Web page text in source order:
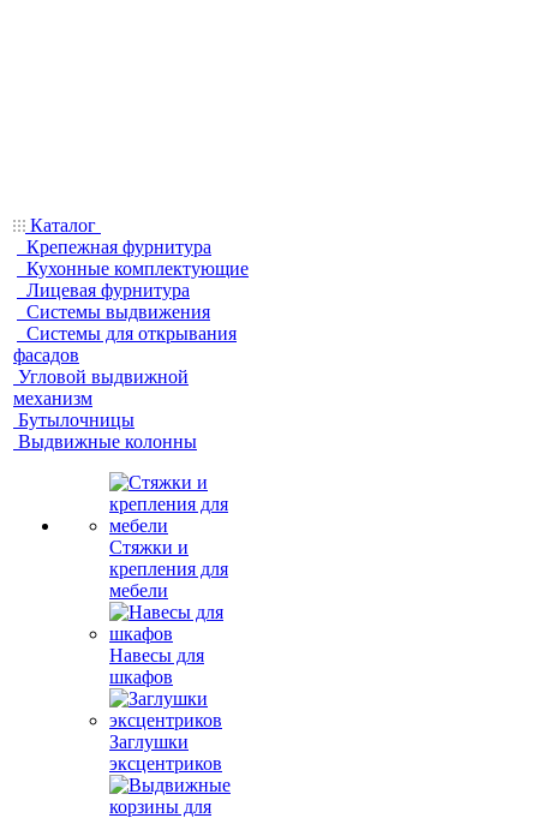
Каталог
Крепежная фурнитура
Кухонные комплектующие
Лицевая фурнитура
Системы выдвижения
Системы для открывания
фасадов
Угловой выдвижной
механизм
Бутылочницы
Выдвижные колонны
Стяжки и
крепления для
мебели
Навесы для
шкафов
Заглушки
эксцентриков